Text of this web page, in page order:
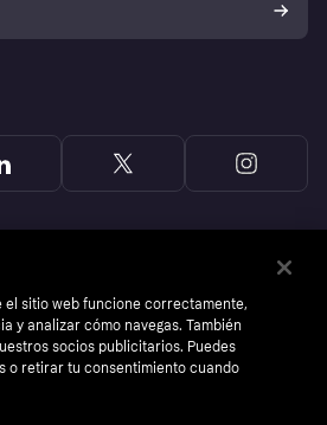
el sitio web funcione correctamente,
y analizar cómo navegas. También
socios publicitarios. Puedes
o retirar tu consentimiento cuando